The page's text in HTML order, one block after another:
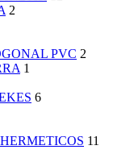
2
PVC 2
1
6
11